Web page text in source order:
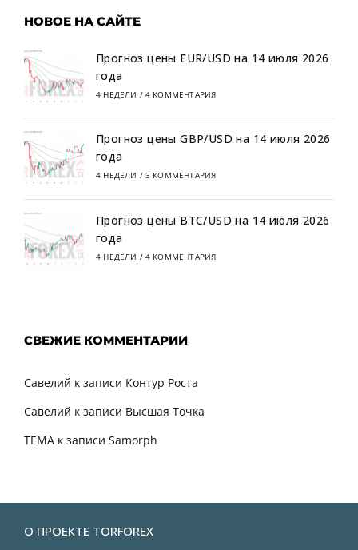
НОВОЕ НА САЙТЕ
Прогноз цены EUR/USD на 14 июля 2026
года
4 НЕДЕЛИ / 4 КОММЕНТАРИЯ
Прогноз цены GBP/USD на 14 июля 2026
года
4 НЕДЕЛИ / 3 КОММЕНТАРИЯ
Прогноз цены BTC/USD на 14 июля 2026
года
4 НЕДЕЛИ / 4 КОММЕНТАРИЯ
СВЕЖИЕ КОММЕНТАРИИ
Савелий к записи Контур Роста
Савелий к записи Высшая Точка
TEMA к записи Samorph
О ПРОЕКТЕ TORFOREX